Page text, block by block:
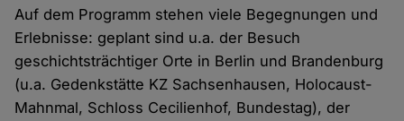
Auf dem Programm stehen viele Begegnungen und
Erlebnisse: geplant sind u.a. der Besuch
geschichtsträchtiger Orte in Berlin und Brandenburg
(u.a. Gedenkstätte KZ Sachsenhausen, Holocaust-
Mahnmal, Schloss Cecilienhof, Bundestag), der